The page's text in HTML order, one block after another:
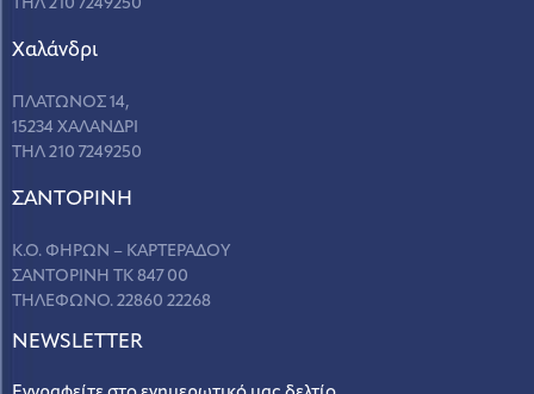
ΤΗΛ 210 7249250
Χαλάνδρι
ΠΛΑΤΩΝΟΣ 14,
15234 ΧΑΛΑΝΔΡΙ
ΤΗΛ 210 7249250
ΣANΤΟΡΙΝΗ
Κ.Ο. ΦΗΡΩΝ – ΚΑΡΤΕΡΑΔΟΥ
ΣΑΝΤΟΡΙΝΗ ΤΚ 847 00
ΤΗΛΕΦΩΝΟ. 22860 22268
NEWSLETTER